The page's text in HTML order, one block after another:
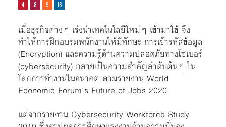
เมื่อธุรกิจต่างๆ เร่งนำเทคโนโลยีใหม่ๆ เข้ามาใช้ จึง
ทำให้การฝึกอบรมพนักงานให้มีทักษะ การเข้ารหัสข้อมูล
(Encryption) และความรู้ด้านความปลอดภัยทางไซเบอร์
(cybersecurity) กลายเป็นความสำคัญลำดับต้นๆ ใน
โลกการทำงานในอนาคต ตามรายงาน World
Economic Forum’s Future of Jobs 2020
แต่จากรายงาน Cybersecurity Workforce Study